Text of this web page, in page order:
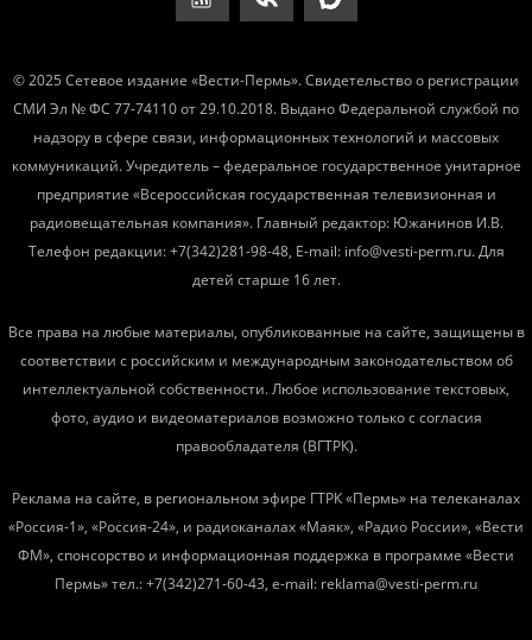
© 2025 Сетевое издание «Вести-Пермь». Свидетельство о регистрации
СМИ Эл № ФС 77-74110 от 29.10.2018. Выдано Федеральной службой по
надзору в сфере связи, информационных технологий и массовых
коммуникаций. Учредитель – федеральное государственное унитарное
предприятие «Всероссийская государственная телевизионная и
радиовещательная компания». Главный редактор: Южанинов И.В.
Телефон редакции: +7(342)281-98-48, E-mail: info@vesti-perm.ru. Для
детей старше 16 лет.
Все права на любые материалы, опубликованные на сайте, защищены в
соответствии с российским и международным законодательством об
интеллектуальной собственности. Любое использование текстовых,
фото, аудио и видеоматериалов возможно только с согласия
правообладателя (ВГТРК).
Реклама на сайте, в региональном эфире ГТРК «Пермь» на телеканалах
«Россия-1», «Россия-24», и радиоканалах «Маяк», «Радио России», «Вести
ФМ», спонсорство и информационная поддержка в программе «Вести
Пермь» тел.: +7(342)271-60-43, e-mail: reklama@vesti-perm.ru